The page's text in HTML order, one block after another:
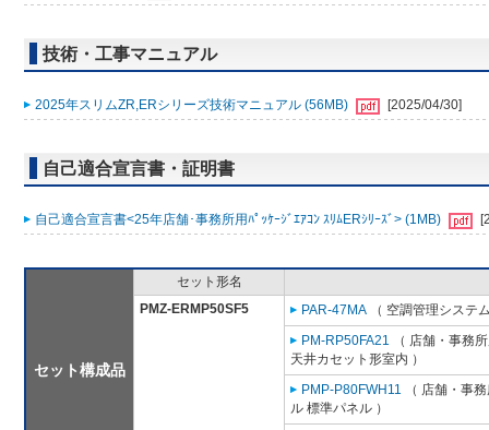
技術・工事マニュアル
2025年スリムZR,ERシリーズ技術マニュアル (56MB) [2025/04/30]
自己適合宣言書・証明書
自己適合宣言書<25年店舗･事務所用ﾊﾟｯｹｰｼﾞｴｱｺﾝ ｽﾘﾑERｼﾘｰｽﾞ> (1MB)
セット構成品
セット形名
PMZ-ERMP50SF5
PAR-47MA （ 空調管理システ
PM-RP50FA21 （ 店舗・事務
天井カセット形室内 ）
PMP-P80FWH11 （ 店舗・事
ル 標準パネル ）